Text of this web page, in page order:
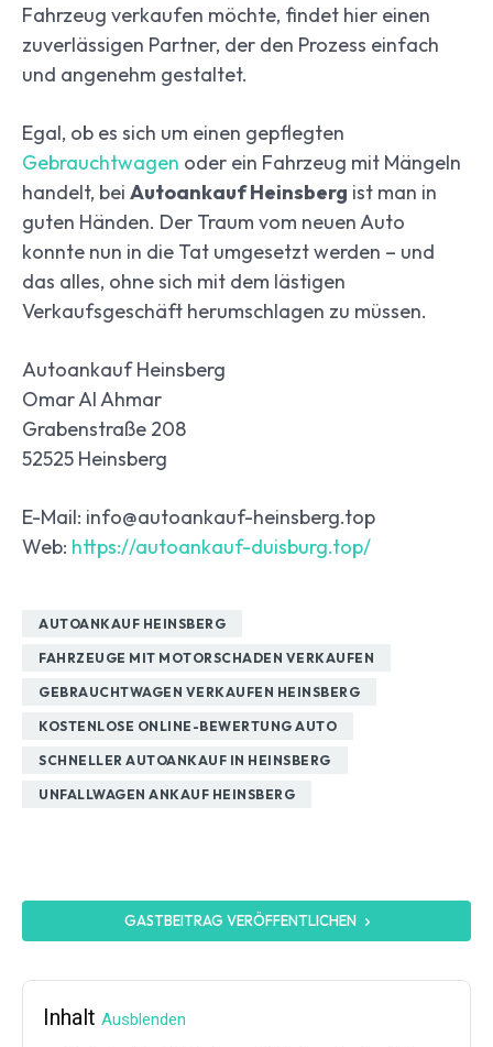
Fahrzeug verkaufen möchte, findet hier einen
zuverlässigen Partner, der den Prozess einfach
und angenehm gestaltet.
Egal, ob es sich um einen gepflegten
Gebrauchtwagen oder ein Fahrzeug mit Mängeln
handelt, bei Autoankauf Heinsberg ist man in
guten Händen. Der Traum vom neuen Auto
konnte nun in die Tat umgesetzt werden – und
das alles, ohne sich mit dem lästigen
Verkaufsgeschäft herumschlagen zu müssen.
Autoankauf Heinsberg
Omar Al Ahmar
Grabenstraße 208
52525 Heinsberg
E-Mail: info@autoankauf-heinsberg.top
Web: https://autoankauf-duisburg.top/
AUTOANKAUF HEINSBERG
FAHRZEUGE MIT MOTORSCHADEN VERKAUFEN
GEBRAUCHTWAGEN VERKAUFEN HEINSBERG
KOSTENLOSE ONLINE-BEWERTUNG AUTO
SCHNELLER AUTOANKAUF IN HEINSBERG
UNFALLWAGEN ANKAUF HEINSBERG
GASTBEITRAG VERÖFFENTLICHEN
Inhalt Ausblenden